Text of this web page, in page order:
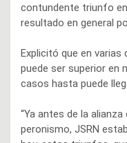
contundente triunfo
resultado en general
Explicitó que en
puede ser superior en
casos hasta puede
“Ya antes de la
peronismo, JSRN